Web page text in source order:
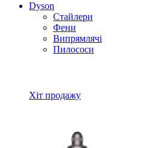
Dyson
Стайлери
Фени
Випрямлячі
Пилососи
Хіт продажу